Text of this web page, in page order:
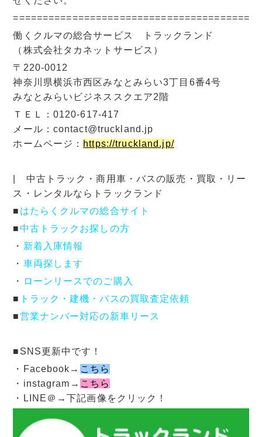
=========================================
働くクルマの総合サービス トラックランド
（株式会社タカネットサービス）
〒220-0012
神奈川県横浜市西区みなとみらい3丁目6番4号
みなとみらいビジネススクエア2階
ＴＥＬ：0120-617-417
メール：contact@truckland.jp
ホームページ： https://truckland.jp/
| 中古トラック・商用車・バスの販売・買取・リー
ス・レンタルならトラックランド
■ はたらくクルマの総合サイト
■中古トラックお探しの方
・ 新着入庫情報
・ 車両探します
・
ローンリースでのご購入
■ トラック・建機・バスの買取査定依頼
■営業ナンバー対応の新車リース
■SNS更新中です！
・Facebook→ こちら
・instagram→ こちら
・LINE＠→下記画像をクリック！